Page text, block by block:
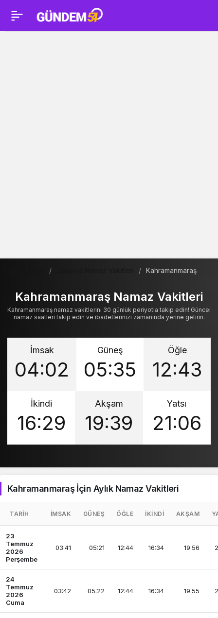
Kahramanmaraş
Kahramanmaraş Namaz Vakitleri
Kahramanmaraş namaz vakitlerini 30 günlük periyotla takip edin! Güncel
namaz saatleri takip edin ve ibadetlerinizi zamanında yerine getirin.
İmsak
04:02
Güneş
05:35
Öğle
12:43
İkindi
16:29
Akşam
19:39
Yatsı
21:06
Kahramanmaraş İçin Aylık Namaz Vakitleri
TARIH İMSAK GÜNEŞ ÖĞLE İKINDI AKŞAM
23
Temmuz
2026
Perşembe
03:41 05:21 12:44 16:34 19:56
24
Temmuz
2026
Cuma
03:42 05:22 12:44 16:34 19:55